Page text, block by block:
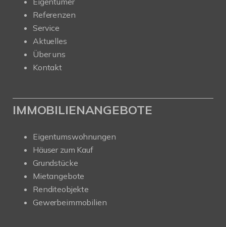
Referenzen
Service
Aktuelles
Über uns
Kontakt
IMMOBILIENANGEBOTE
Eigentumswohnungen
Häuser zum Kauf
Grundstücke
Mietangebote
Renditeobjekte
Gewerbeimmobilien